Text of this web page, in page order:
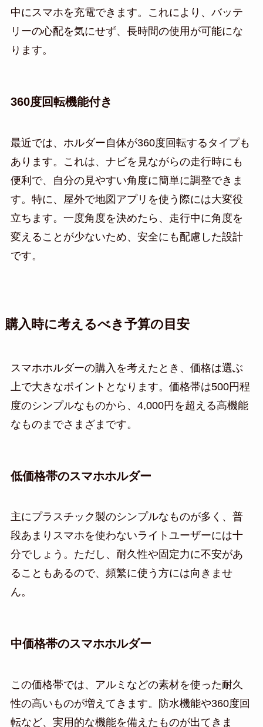
中にスマホを充電できます。これにより、バッテ
リーの心配を気にせず、長時間の使用が可能にな
ります。
360度回転機能付き
最近では、ホルダー自体が360度回転するタイプも
あります。これは、ナビを見ながらの走行時にも
便利で、自分の見やすい角度に簡単に調整できま
す。特に、屋外で地図アプリを使う際には大変役
立ちます。一度角度を決めたら、走行中に角度を
変えることが少ないため、安全にも配慮した設計
です。
購入時に考えるべき予算の目安
スマホホルダーの購入を考えたとき、価格は選ぶ
上で大きなポイントとなります。価格帯は500円程
度のシンプルなものから、4,000円を超える高機能
なものまでさまざまです。
低価格帯のスマホホルダー
主にプラスチック製のシンプルなものが多く、普
段あまりスマホを使わないライトユーザーには十
分でしょう。ただし、耐久性や固定力に不安があ
ることもあるので、頻繁に使う方には向きませ
ん。
中価格帯のスマホホルダー
この価格帯では、アルミなどの素材を使った耐久
性の高いものが増えてきます。防水機能や360度回
転など、実用的な機能を備えたものが出てきま